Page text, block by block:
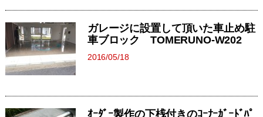
ガレージに設置して頂いた車止め駐
車ブロック TOMERUNO-W202
2016/05/18
ｵｰﾀﾞｰ製作の下桟付きのｺｰﾅｰｶﾞｰﾄﾞﾊﾟ